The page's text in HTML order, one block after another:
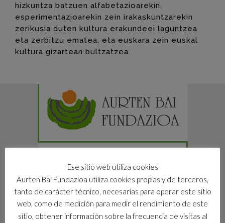
hizkuntza batzuen alfabetazioarekin,
esperimentazioarekin zein irakaskuntzarekin
zerikusia duten kultura erakundeei laguntzea
eta zerbitzu ematea, eta euskara zein euskal
kultura gizartean bultzatzea.
Ese sitio web utiliza cookies
Aurten Bai Fundazioa utiliza cookies propias y de terceros,
tanto de carácter técnico, necesarias para operar este sitio
web, como de medición para medir el rendimiento de este
sitio, obtener información sobre la frecuencia de visitas al